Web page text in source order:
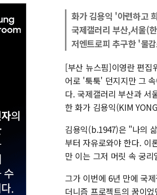
화가 김용익 '아련하고
국제갤러리 부산,서울(
저엔트로피 추구한 '물
[부산 뉴스핌]이영란 편집
어로 '툭툭' 던지지만 그
다. 국제갤러리 부산과 서
한 화가 김용익(KIM
김용익(b.1947)은 "나의
부터 자유로와야 한다. 이
만 이는 그저 머릿 속 궁
그가 이번에 6년 만에 국
더니즘 프로젝트의 꿈이